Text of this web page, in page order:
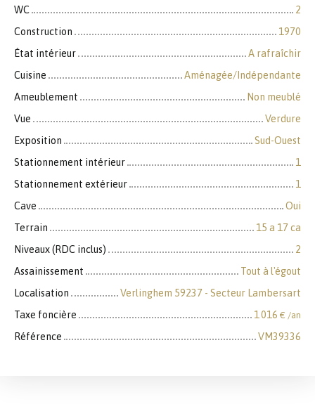
WC
2
Construction
1970
État intérieur
A rafraîchir
Cuisine
Aménagée/Indépendante
Ameublement
Non meublé
Vue
Verdure
Exposition
Sud-Ouest
Stationnement intérieur
1
Stationnement extérieur
1
Cave
Oui
Terrain
15 a 17 ca
Niveaux (RDC inclus)
2
Assainissement
Tout à l'égout
Localisation
Verlinghem 59237 - Secteur Lambersart
Taxe foncière
1 016 € /an
Référence VM39336